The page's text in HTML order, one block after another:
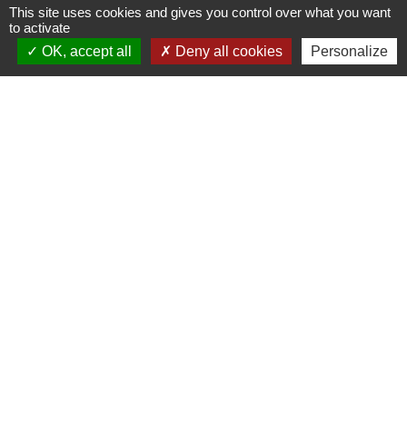
This site uses cookies and gives you control over what you want
to activate
OK, accept all
Deny all cookies Personalize